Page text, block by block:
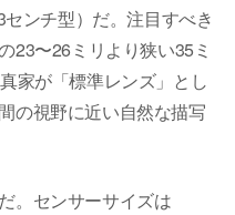
ンチ型）だ。注目すべき
23〜26ミリより狭い35ミ
家が「標準レンズ」とし
の視野に近い自然な描写
。センサーサイズは